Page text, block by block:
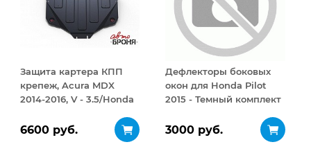
Защита картера КПП
крепеж, Acura MDX
2014-2016, V - 3.5/Honda
Pilot 2015-2018, V - 3.0
6600 руб.
Дефлекторы боковых
окон для Honda Pilot
2015 - Темный комплект
3000 руб.